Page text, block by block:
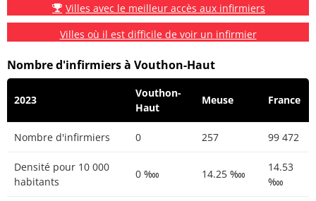
Villes avec le meilleur accès aux infirmiers
Villes où il est difficile de voir un infirmier
Nombre d'infirmiers à Vouthon-Haut
2023
Vouthon-
Haut
Meuse France
Nombre d'infirmiers 0 257 99 472
Densité pour 10 000
habitants
0 ‱ 14.25 ‱
14.53
‱